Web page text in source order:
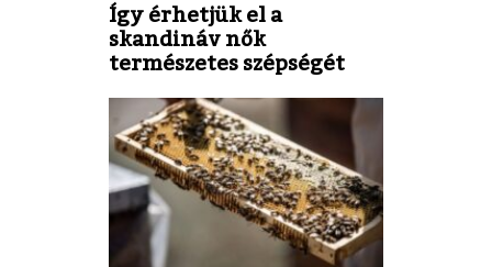
Így érhetjük el a
skandináv nők
természetes szépségét